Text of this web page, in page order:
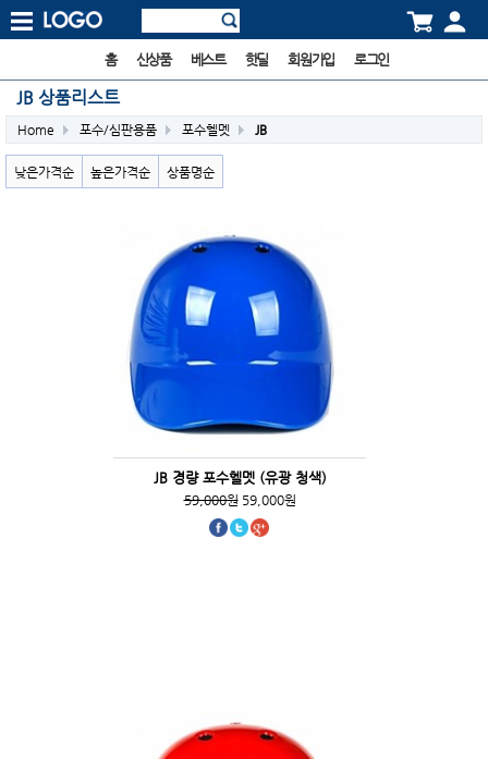
홈 신상품 베스트 핫딜 회원가입 로그인
JB 상품리스트
Home 포수/심판용품 포수헬멧 JB
낮은가격순 높은가격순 상품명순
JB 경량 포수헬멧 (유광 청색)
59,000원59,000원